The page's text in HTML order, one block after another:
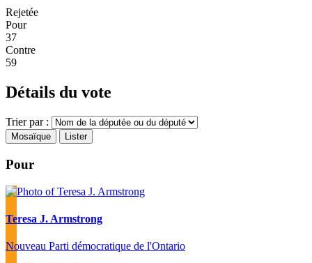
Rejetée
Pour
37
Contre
59
Détails du vote
Trier par :
Mosaïque Lister
Pour
Teresa J. Armstrong
Nouveau Parti démocratique de l'Ontario